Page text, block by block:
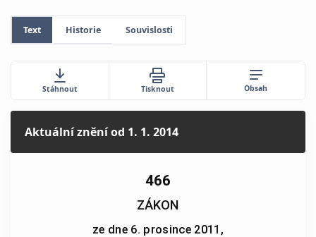
Text Historie Souvislosti
Stáhnout Tisknout Obsah
Aktuální zněníod 1. 1. 2014
466
ZÁKON
ze dne 6. prosince 2011,